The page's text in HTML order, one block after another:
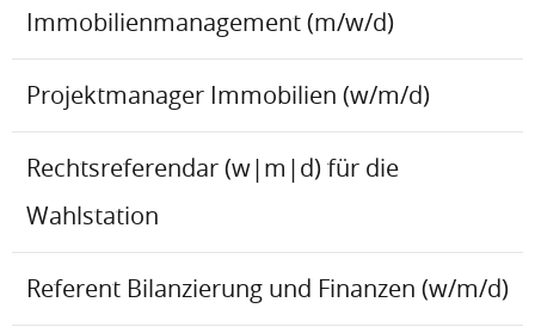
Immobilienmanagement (m/w/d)
Projektmanager Immobilien (w/m/d)
Rechtsreferendar (w|m|d) für die
Wahlstation
Referent Bilanzierung und Finanzen (w/m/d)